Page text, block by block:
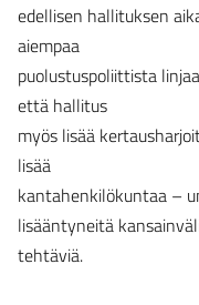
edellisen hallituksen
aiempaa
puolustuspoliittista
että hallitus
myös lisää
lisää
kantahenkilökuntaa –
lisääntyneitä
tehtäviä.